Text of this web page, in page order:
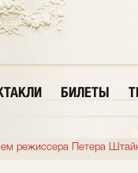
БИЛЕТЫ
режиссера Петера